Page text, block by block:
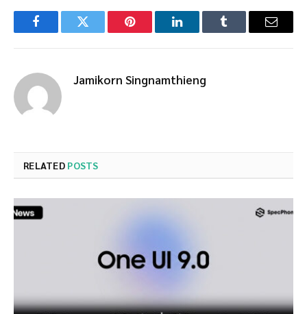
FacebookTwitter Pinterest LinkedInTumblr Email
Jamikorn Singnamthieng
RELATED POSTS